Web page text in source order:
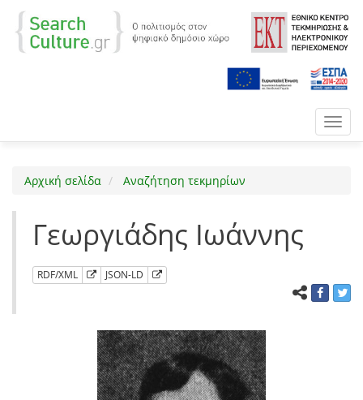
Αρχική σελίδα Αναζήτηση τεκμηρίων
Γεωργιάδης Ιωάννης
RDF/XML JSON-LD